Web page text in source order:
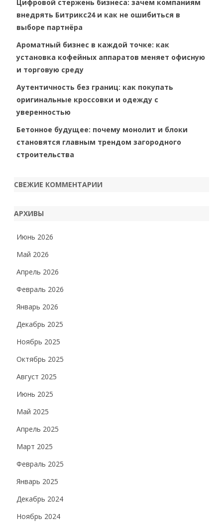
Цифровой стержень бизнеса: зачем компаниям
внедрять Битрикс24 и как не ошибиться в
выборе партнёра
Ароматный бизнес в каждой точке: как
установка кофейных аппаратов меняет офисную
и торговую среду
Аутентичность без границ: как покупать
оригинальные кроссовки и одежду с
уверенностью
Бетонное будущее: почему монолит и блоки
становятся главным трендом загородного
строительства
СВЕЖИЕ КОММЕНТАРИИ
АРХИВЫ
Июнь 2026
Май 2026
Апрель 2026
Февраль 2026
Январь 2026
Декабрь 2025
Ноябрь 2025
Октябрь 2025
Август 2025
Июнь 2025
Май 2025
Апрель 2025
Март 2025
Февраль 2025
Январь 2025
Декабрь 2024
Ноябрь 2024